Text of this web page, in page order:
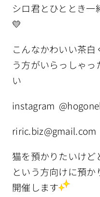
シロ君とひととき一
💛
こんなかわいい茶
う方がいらっしゃっ
い
instagram
riric.biz@gmail.com
猫を預かりたいけど
という方向けに預
開催します